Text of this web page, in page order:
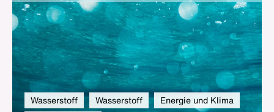
Versorgungssicherheit und Klimaschutz.
Wasserstoff Wasserstoff
Energie und Klima